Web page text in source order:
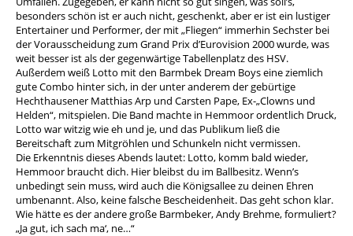
besonders schön ist er auch nicht, geschenkt, aber er ist ein lustiger
Entertainer und Performer, der mit „Fliegen“ immerhin Sechster bei
der Vorausscheidung zum Grand Prix d’Eurovision 2000 wurde, was
weit besser ist als der gegenwärtige Tabellenplatz des HSV.
Außerdem weiß Lotto mit den Barmbek Dream Boys eine ziemlich
gute Combo hinter sich, in der unter anderem der gebürtige
Hechthausener Matthias Arp und Carsten Pape, Ex-„Clowns und
Helden“, mitspielen. Die Band machte in Hemmoor ordentlich Druck,
Lotto war witzig wie eh und je, und das Publikum ließ die
Bereitschaft zum Mitgröhlen und Schunkeln nicht vermissen.
Die Erkenntnis dieses Abends lautet: Lotto, komm bald wieder,
Hemmoor braucht dich. Hier bleibst du im Ballbesitz. Wenn’s
unbedingt sein muss, wird auch die Königsallee zu deinen Ehren
umbenannt. Also, keine falsche Bescheidenheit. Das geht schon klar.
Wie hätte es der andere große Barmbeker, Andy Brehme, formuliert?
„Ja gut, ich sach ma‘, ne…“